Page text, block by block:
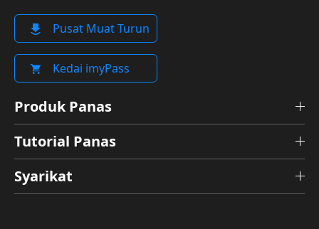
Pusat Muat Turun
Kedai imyPass
Produk Panas
Tutorial Panas
Syarikat